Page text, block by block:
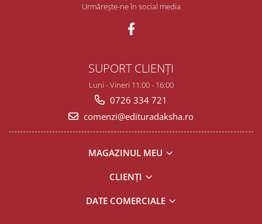
Urmărește-ne în social media
SUPORT CLIENȚI
Luni - Vineri 11:00 - 16:00
0726 334 721
comenzi@edituradaksha.ro
MAGAZINUL MEU
CLIENȚI
DATE COMERCIALE